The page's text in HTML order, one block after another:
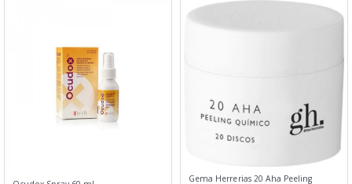
Gema Herrerias 20 Aha Peeling